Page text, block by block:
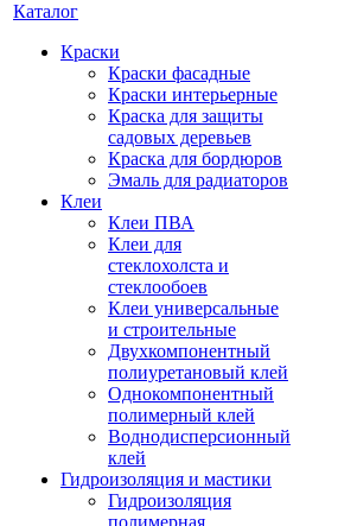
Каталог
Краски
Краски фасадные
Краски интерьерные
Краска для защиты
садовых деревьев
⁠Краска для бордюров
Эмаль для радиаторов
Клеи
Клеи ПВА
Клеи для
стеклохолста и
стеклообоев
Клеи универсальные
и строительные
Двухкомпонентный
полиуретановый клей
Однокомпонентный
полимерный клей
Воднодисперсионный
клей
Гидроизоляция и мастики
Гидроизоляция
полимерная